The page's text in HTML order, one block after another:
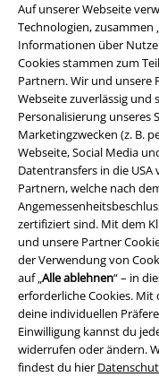
Auf unserer Webseite
Technologien, zusammen
Informationen über
Cookies stammen zum
Partnern. Wir und unsere
Webseite zuverlässig und
Personalisierung unseres
Marketingzwecken (z. B.
Webseite, Social Media
Datentransfers in die
Partnern, welche nach
zertifiziert sind. Mit dem
und unsere Partner
der Verwendung von
auf „Alle ablehnen“ – in
erforderliche Cookies. Mit
deine individuellen
Einwilligung kannst du
widerrufen oder ändern.
findest du hier
Rechtliches
AGB
Impressum
Datenschutz